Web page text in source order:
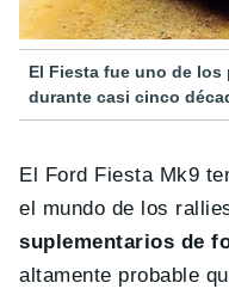
El Fiesta fue uno de
durante casi cinco
El Ford Fiesta Mk9
el mundo de los
suplementarios de
altamente probable